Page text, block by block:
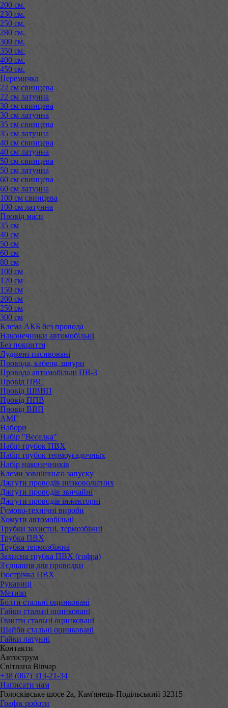
200 см.
230 см.
250 см.
280 см.
300 см.
350 см.
400 см.
450 см.
Перемичка
22 см свинцева
22 см латунна
30 см свинцева
30 см латунна
35 см свинцева
35 см латунна
40 см свинцева
40 см латунна
50 см свинцева
50 см латунна
60 см свинцева
60 см латунна
100 см свинцева
100 см латунна
Провід маси
35 см
40 см
50 см
60 см
80 см
100 см
120 см
150 см
200 см
250 см
300 см
Клема АКБ без провода
Наконечники автомобільні
Без покриття
Луджені-пасивовані
Провода, кабеля, шнури
Провода автомобільні ПВ-3
Провід ПВС
Провід ШВВП
Провід ППВ
Провід ВВП
АМГ
Набори
Набір "Веселка"
Набір трубок ПВХ
Набір трубок термоусадочных
Набір наконечників
Клеми зовнішньго запуску
Джгути проводів низковольтних
Джгути проводів звичайні
Джгути проводів інжекторні
Гумово-технічні вироби
Хомути автомобільні
Трубки захистні, термозбіжні
Трубка ПВХ
Трубка термозбіжна
Захисна трубка ПВХ (гофра)
З'єднання для проводки
Ізострічка ПВХ
Рукавиці
Метизи
Болти стальні оцинковані
Гайки стальні оцинковані
Гвинти стальні оцинковані
Шайби стальні оцинковані
Гайки латунні
Контакти
Автострум
Світлана Вівчар
+38 (067) 313-21-34
Написати нам
Голосківське шосе 2а, Кам'янець-Подільський 32315
Графік роботи